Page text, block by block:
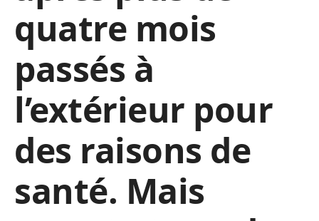
quatre mois
passés à
l’extérieur pour
des raisons de
santé. Mais